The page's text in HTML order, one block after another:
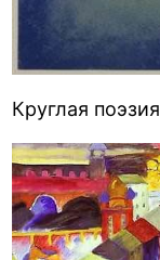
Круглая поэзия